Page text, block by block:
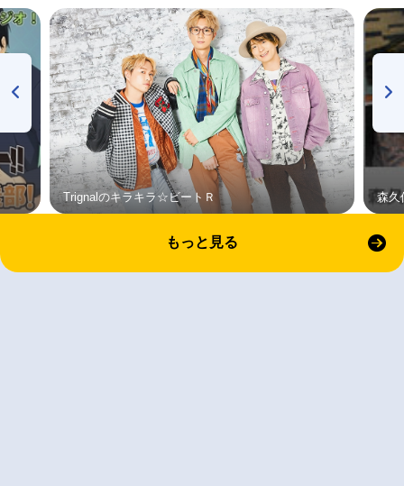
Trignalのキラキラ☆ビートＲ 森久
もっと見る